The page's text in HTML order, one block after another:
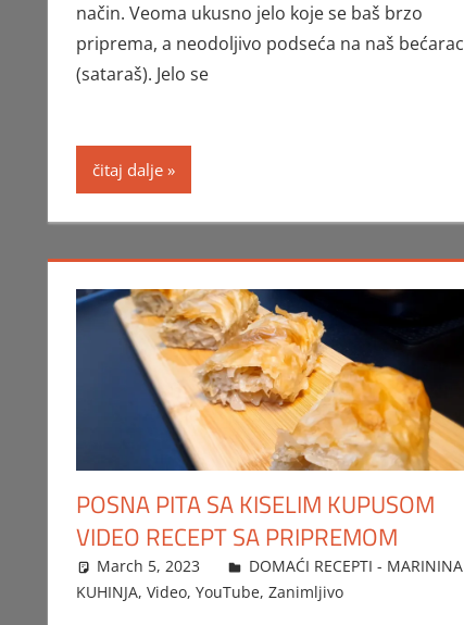
način. Veoma ukusno jelo koje se baš brzo
priprema, a neodoljivo podseća na naš bećarac
(sataraš). Jelo se
čitaj dalje
POSNA PITA SA KISELIM KUPUSOM
VIDEO RECEPT SA PRIPREMOM
March 5, 2023 FTorgAdmin
DOMAĆI RECEPTI - MARININA
KUHINJA, Video, YouTube, Zanimljivo